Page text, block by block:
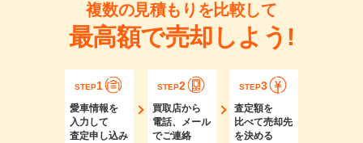
複数の見積もりを比較して
最高額で売却しよう!
STEP1
愛車情報を
入力して
査定申し込み
STEP2
買取店から
電話、メール
でご連絡
STEP3
査定額を
比べて売却先
を決める